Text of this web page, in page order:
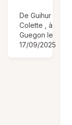
De Guihur
Colette , à
Guegon le
17/09/2025